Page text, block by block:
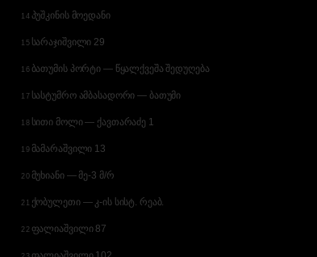
14 პუშკინის მოედანი
15 სარაჯიშვილი 29
16 ბათუმის პორტი — წყალქვეშა შედუღება
17 სასტუმრო ამბასადორი — ბათუმი
18 სითი მოლი — ქავთარაძე 1
19 მამარაშვილი 13
20 მუხიანი — მე-3 მ/რ
21 ქობულეთი — კ-ის სისტ. რეაბ.
22 ფალიაშვილი 87